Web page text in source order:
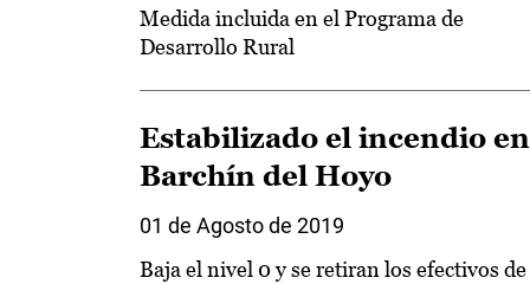
Medida incluida en el Programa de
Desarrollo Rural
Estabilizado el incendio en
Barchín del Hoyo
01 de Agosto de 2019
Baja el nivel 0 y se retiran los efectivos de